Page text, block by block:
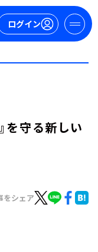
ログイン
を守る新しい
をシェア